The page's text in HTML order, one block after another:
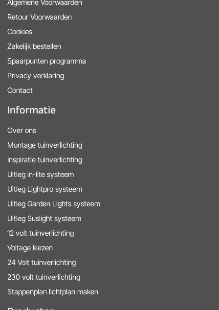
Algemene Voorwaarden
Retour Voorwaarden
Cookies
Zakelijk bestellen
Spaarpunten programma
Privacy verklaring
Contact
Informatie
Over ons
Montage tuinverlichting
Inspiratie tuinverlichting
Uitleg in-lite systeem
Uitleg Lightpro systeem
Uitleg Garden Lights systeem
Uitleg Suslight systeem
12 volt tuinverlichting
Voltage kiezen
24 Volt tuinverlichting
230 volt tuinverlichting
Stappenplan lichtplan maken